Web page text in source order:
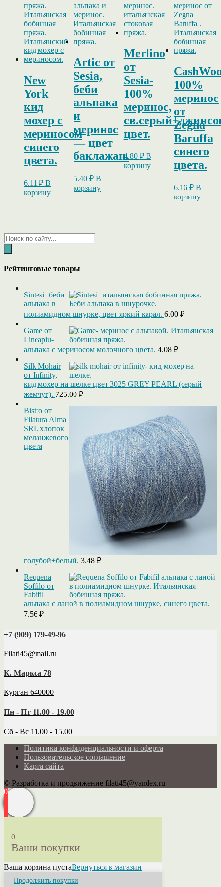
New
York
кид
мохер с
мериносом
синего
цвета.
6.11 ₽ В
корзину
Artic от
Sesia,
беби
альпака
и
меринос
— цвет
баклажан.
5.40₽ В
корзину
Merlino
от
Sesia-
100%
меринос,
цвет.
4.80 ₽ В
корзину
100%
меринос
от
Zegna
Baruffa
синего
цвета.
6.16 ₽ В
корзину
Поиск
товаров
Рейтинговые товары
Sintesi- беби
альпака в
полиамидном шнурке, цвет яркий карал. 6.00 ₽
Game от
Lineapiu-
альпака c мериносом молочного цвета. 4.08 ₽
Silk Mohair
от Infinity,
кид мохер на шелке цвет 3025 GREY PEARL (серый
жемчуг). 725.00 ₽
Bistro от
Filatura Alma
SRL хлопок
меланжевого
цвета
голубой+белый. 3.48 ₽
Requena
Soffilo от
Fabifil
альпака с ланой в полиамидном шнурке, синего цвета.
7.56 ₽
+7 (909) 179‑49-96
Filati45@mail.ru
К. Маркса 78
Курган 640000
Пн - Пт 11.00 - 19.00
Сб - Вс 11.00 - 15.00
Политика конфиденциальности и оферта
Пользовательское соглашение
Карта сайта
© Разработка и продвижение filati45@yandex.ru
0
0
Ваши покупки
Ваша корзина пустаВернуться в магазин
Продолжить покупки